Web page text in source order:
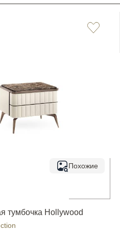
Похожие
тумбочка Hollywood